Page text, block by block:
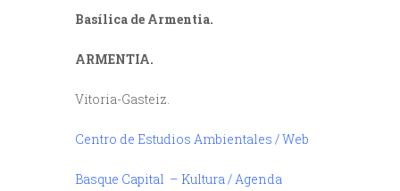
Basílica de Armentia.
ARMENTIA.
Vitoria-Gasteiz.
Centro de Estudios Ambientales / Web
Basque Capital – Kultura / Agenda